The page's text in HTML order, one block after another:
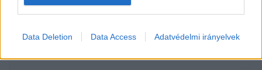
Data Deletion Data Access Adatvédelmi irányelvek